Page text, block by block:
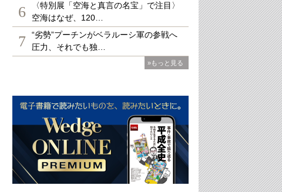
6
〈特別展「空海と真言の名宝」で注目〉
空海はなぜ、120…
7
“劣勢”プーチンがベラルーシ軍の参戦へ
圧力、それでも独…
»もっと見る